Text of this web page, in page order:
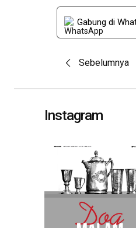
Gabung di
Post
Sebelumnya
Instagram